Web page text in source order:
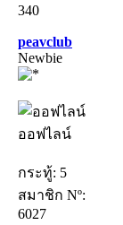
340
peavclub
Newbie
ออฟไลน์
กระทู้: 5
สมาชิก Nº:
6027